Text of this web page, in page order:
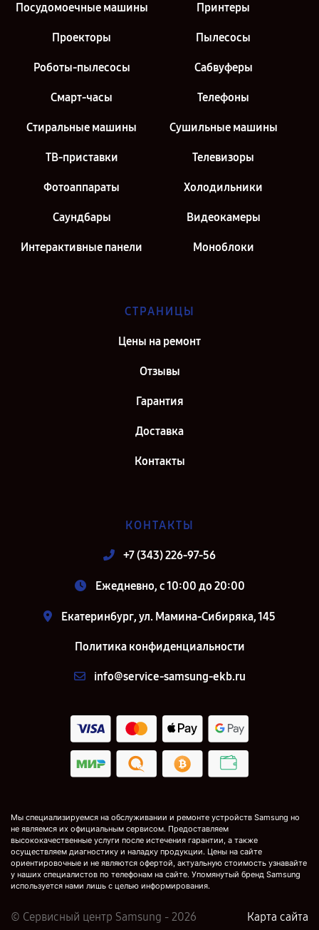
Посудомоечные машины Принтеры
Проекторы Пылесосы
Роботы-пылесосы Сабвуферы
Смарт-часы Телефоны
Стиральные машины Сушильные машины
ТВ-приставки Телевизоры
Фотоаппараты Холодильники
Саундбары Видеокамеры
Интерактивные панели Моноблоки
СТРАНИЦЫ
Цены на ремонт
Отзывы
Гарантия
Доставка
Контакты
КОНТАКТЫ
+7 (343) 226-97-56
Ежедневно, с 10:00 до 20:00
Екатеринбург, ул. Мамина-Сибиряка, 145
Политика конфиденциальности
info@service-samsung-ekb.ru
Мы специализируемся на обслуживании и ремонте устройств Samsung но
не являемся их официальным сервисом. Предоставляем
высококачественные услуги после истечения гарантии, а также
осуществляем диагностику и наладку продукции. Цены на сайте
ориентировочные и не являются офертой, актуальную стоимость узнавайте
у наших специалистов по телефонам на сайте. Упомянутый бренд Samsung
используется нами лишь с целью информирования.
© Сервисный центр Samsung - 2026 Карта сайта